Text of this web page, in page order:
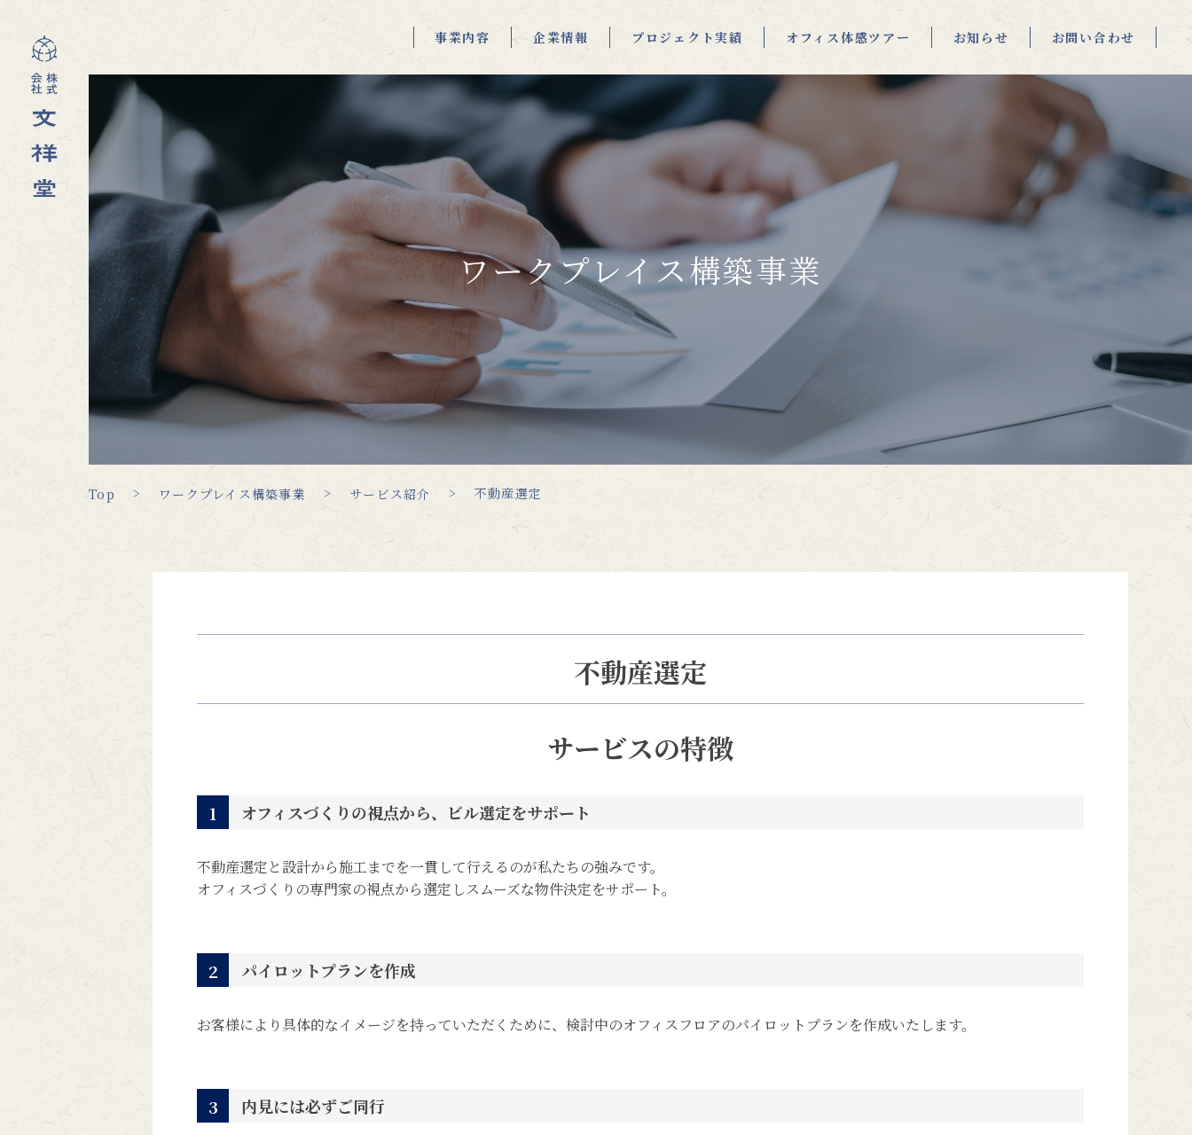
事業内容 企業情報 プロジェクト実績 オフィス体感ツアー お知らせ お問い合わせ
ワークプレイス構築事業
Top ワークプレイス構築事業 サービス紹介 不動産選定
不動産選定
サービスの特徴
1 オフィスづくりの視点から、ビル選定をサポート
不動産選定と設計から施工までを一貫して行えるのが私たちの強みです。
オフィスづくりの専門家の視点から選定しスムーズな物件決定をサポート。
2 パイロットプランを作成
お客様により具体的なイメージを持っていただくために、検討中のオフィスフロアのパイロットプランを作成いたします。
3 内見には必ずご同行